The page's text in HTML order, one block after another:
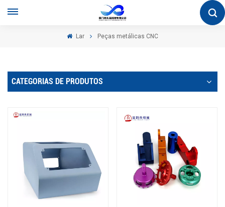
Lar Peças metálicas CNC
CATEGORIAS DE PRODUTOS